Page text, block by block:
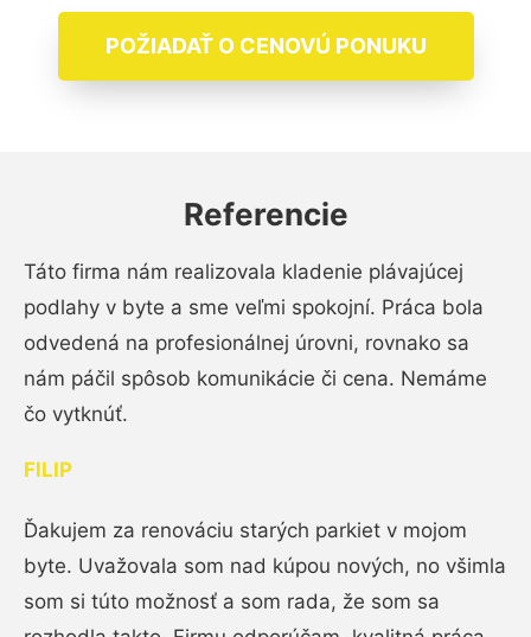
POŽIADAŤ O CENOVÚ PONUKU
Referencie
Táto firma nám realizovala kladenie plávajúcej
podlahy v byte a sme veľmi spokojní. Práca bola
odvedená na profesionálnej úrovni, rovnako sa
nám páčil spôsob komunikácie či cena. Nemáme
čo vytknúť.
FILIP
Ďakujem za renováciu starých parkiet v mojom
byte. Uvažovala som nad kúpou nových, no všimla
som si túto možnosť a som rada, že som sa